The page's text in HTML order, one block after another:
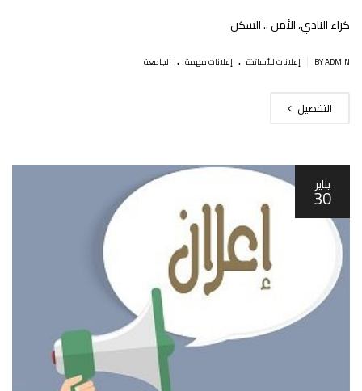
كراء النادي، الأمن .. السكن
BY ADMIN إعلانات للأساتذة . إعلانات مهمة . الجامعة
التفصيل
يناير
30